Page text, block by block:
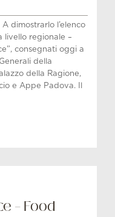
dimostrarlo l’elenco
livello regionale –
consegnati oggi a
della
della Ragione,
e Appe Padova. Il
– Food